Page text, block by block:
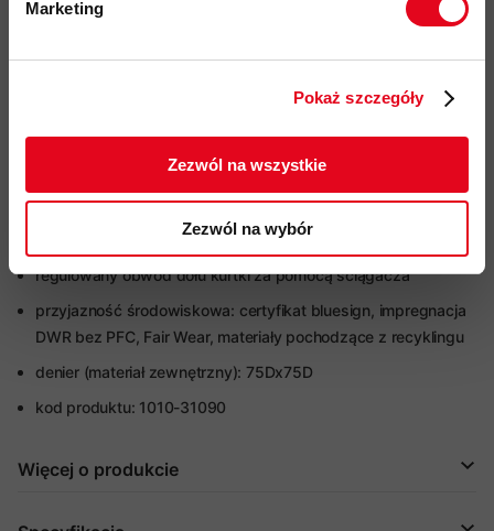
Marketing
Pokaż szczegóły
Zezwól na wszystkie
Zezwól na wybór
siatkowego
regulowane mankiety kompatybilne z rękawicami z wysokiej
szerokości i antypoślizgowym wykończeniem
regulowany obwód dołu kurtki za pomocą ściągacza
przyjazność środowiskowa: certyfikat bluesign , impregnacja
DWR bez PFC, Fair Wear, materiały pochodzące z recyklingu
denier (materiał zewnętrzny): 75Dx75D
kod produktu: 1010-31090
Więcej o produkcie
zgodnie z Polityką prywatności.